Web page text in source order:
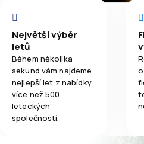
Největší výběr
letů
Během několika
sekund vám najdeme
nejlepší let z nabídky
více než 500
leteckých
společností.